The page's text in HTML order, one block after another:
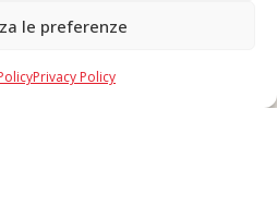
le preferenze
Privacy Policy
- P.IVA 00257660720 - REA: 35658